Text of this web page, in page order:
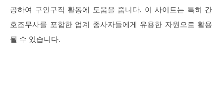
공하여 구인구직 활동에 도움을 줍니다. 이 사이트는 특히 간
호조무사를 포함한 업계 종사자들에게 유용한 자원으로 활용
될 수 있습니다.